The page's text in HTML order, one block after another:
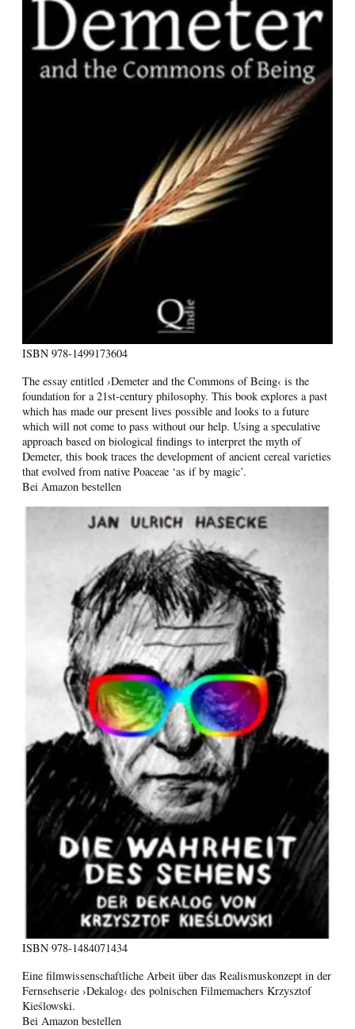
ISBN 978-1499173604
The essay entitled ›Demeter and the Commons of Being‹ is the
foundation for a 21st-century philosophy. This book explores a past
which has made our present lives possible and looks to a future
which will not come to pass without our help. Using a speculative
approach based on biological findings to interpret the myth of
Demeter, this book traces the development of ancient cereal varieties
that evolved from native Poaceae ‘as if by magic’.
Bei Amazon bestellen
ISBN 978-1484071434
Eine filmwissenschaftliche Arbeit über das Realismuskonzept in der
Fernsehserie ›Dekalog‹ des polnischen Filmemachers Krzysztof
Kieślowski.
Bei Amazon bestellen